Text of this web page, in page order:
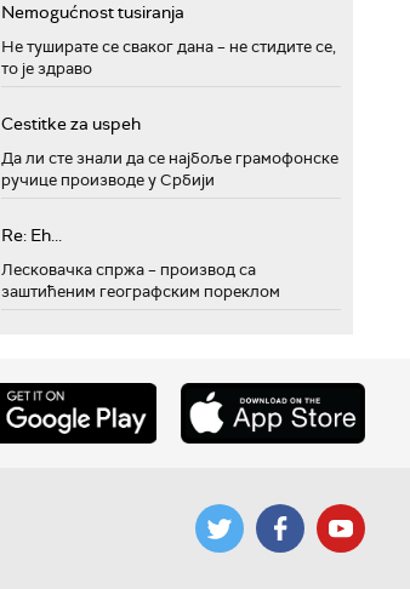
Nemogućnost tusiranja
Не туширате се сваког дана – не стидите се,
то је здраво
Cestitke za uspeh
Да ли сте знали да се најбоље грамофонске
ручице производе у Србији
Re: Eh...
Лесковачка спржа – производ са
заштићеним географским пореклом